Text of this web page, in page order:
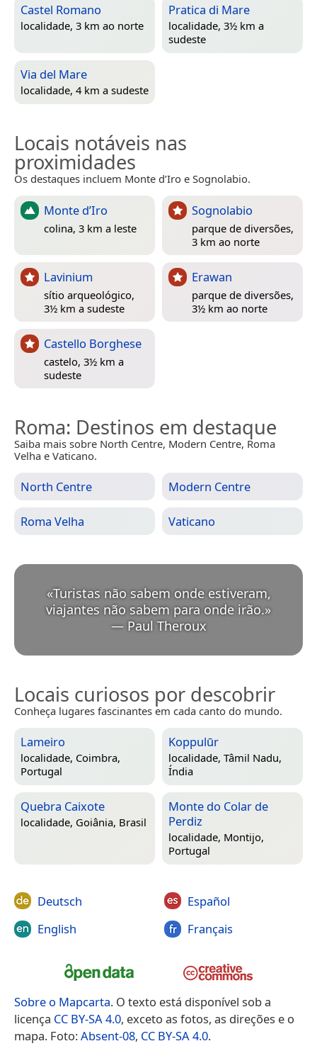
Castel Romano
localidade, 3 km ao norte
Pratica di Mare
localidade, 3½ km a
sudeste
Via del Mare
localidade, 4 km a sudeste
Locais notáveis nas
proximidades
Os destaques incluem Monte d’Iro e Sognolabio.
Monte d’Iro
colina, 3 km a leste
Sognolabio
parque de diversões,
3 km ao norte
Lavinium
sítio arqueológico,
3½ km a sudeste
Erawan
parque de diversões,
3½ km ao norte
Castello Borghese
castelo, 3½ km a
sudeste
Roma: Destinos em destaque
Saiba mais sobre North Centre, Modern Centre, Roma
Velha e Vaticano.
North Centre Modern Centre
Roma Velha Vaticano
«Turistas não sabem onde estiveram,
viajantes não sabem para onde irão.
— Paul Theroux
Locais curiosos por descobrir
Conheça lugares fascinantes em cada canto do mundo.
Lameiro
localidade, Coimbra,
Portugal
Koppulūr
localidade, Tâmil Nadu,
Índia
Quebra Caixote
localidade, Goiânia, Brasil
Monte do Colar de
Perdiz
localidade, Montijo,
Portugal
Deutsch
English
Español
Français
Sobre o Mapcarta. O texto está disponível sob a
licença CC BY-SA 4.0, exceto as fotos, as direções e o
mapa. Foto:Absent-08, CC BY-SA 4.0.